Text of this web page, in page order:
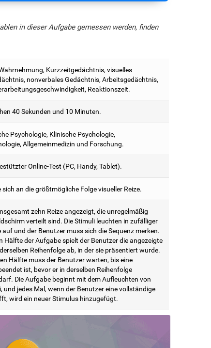
in dieser Aufgabe gemessen werden, finden
Kurzzeitgedächtnis, visuelles
nonverbales Gedächtnis, Arbeitsgedächtnis,
Reaktionszeit.
40 Sekunden und 10 Minuten.
Psychologie, Klinische Psychologie,
Allgemeinmedizin und Forschung.
Online-Test (PC, Handy, Tablet).
sich an die größtmögliche Folge visueller Reize.
zehn Reize angezeigt, die unregelmäßig
verteilt sind. Die Stimuli leuchten in zufälliger
auf und der Benutzer muss sich die Sequenz merken.
Hälfte der Aufgabe spielt der Benutzer die angezeigte
Reihenfolge ab, in der sie präsentiert wurde.
Hälfte muss der Benutzer warten, bis eine
ist, bevor er in derselben Reihenfolge
Die Aufgabe beginnt mit dem Aufleuchten von
und jedes Mal, wenn der Benutzer eine vollständige
wird ein neuer Stimulus hinzugefügt.